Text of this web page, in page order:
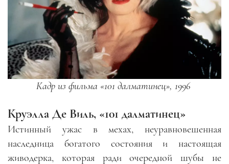
Кадр из фильма «101 далматинец», 1996
Круэлла Де Виль, «101 далматинец»
Истинный ужас в мехах, неуравновешенная
наследница богатого состояния и настоящая
живодерка, которая ради очередной шубы не